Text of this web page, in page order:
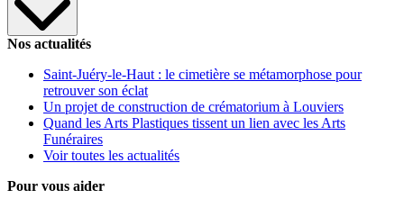
Nos actualités
Saint-Juéry-le-Haut : le cimetière se métamorphose pour
retrouver son éclat
Un projet de construction de crématorium à Louviers
Quand les Arts Plastiques tissent un lien avec les Arts
Funéraires
Voir toutes les actualités
Pour vous aider